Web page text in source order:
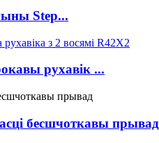
Step...
рухавік ...
бесшчоткавы прывад